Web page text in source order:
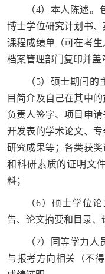
（4）本人陈述
博士学位研究计划书
课程成绩单（可在考
档案管理部门复印并盖
（5）硕士期间
目简介及自己在其中
负责人签字、项目申
开发表的学术论文、
研究成果等；各类获
和科研素质的证明文
料；
（6）硕士学位
告、论文摘要和目录、
（7）同等学力人
与报考方向相关（不